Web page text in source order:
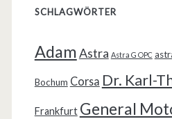
SCHLAGWÖRTER
AdamAstra Astra G OPC
Bochum Corsa Dr. Karl-
Frankfurt General